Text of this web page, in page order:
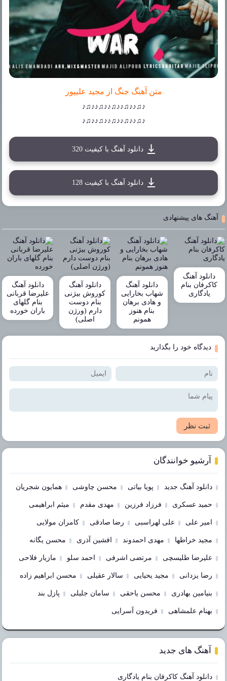
متن آهنگ جنگ از مجید علیپور
♪♫♪♪♫♪♪♫♪♪♫♪♪♫♪
♪♫♪♪♫♪♪♫♪♪♫♪♪♫♪
دانلود آهنگ با کیفیت 320
دانلود آهنگ با کیفیت 128
آهنگ های پیشنهادی
دانلود آهنگ
کاکرفان بنام
یادگاری
دانلود آهنگ
شهاب بخارایی
و هادی برهان
بنام هنوز
همونم
دانلود آهنگ
کوروش بیژنی
بنام دوست
دارم (ورژن
اصلی)
دانلود آهنگ
علیرضا قربانی
بنام گلهای
باران خورده
دیدگاه خود را بگذارید
ثبت نظر
آرشیو خوانندگان
دانلود آهنگ جدید پویا بیاتی محسن چاوشی همایون شجریان
حمید عسکری فرزاد فرزین مهدی مقدم میثم ابراهیمی
امیر علی علی لهراسبی رضا صادقی کامران مولایی
مجید خراطها مهدی احمدوند افشین آذری محسن یگانه
علیرضا طلیسچی مرتضی اشرفی احمد سلو مازیار فلاحی
رضا یزدانی مجید یحیایی سالار عقیلی محسن ابراهیم زاده
بنیامین بهادری محسن یاحقی سامان جلیلی پازل بند
بهنام علمشاهی فریدون آسرایی
آهنگ های جدید
دانلود آهنگ کاکرفان بنام یادگاری